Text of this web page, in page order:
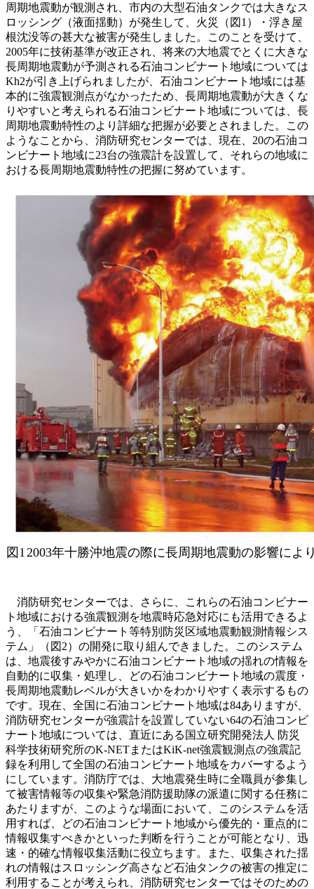
周期地震動が観測され、市内の大型石油タンクでは大きなス
ロッシング（液面揺動）が発生して、火災（図1）・浮き屋
根沈没等の甚大な被害が発生しました。このことを受けて、
2005年に技術基準が改正され、将来の大地震でとくに大きな
長周期地震動が予測される石油コンビナート地域については
Kh2が引き上げられましたが、石油コンビナート地域には基
本的に強震観測点がなかったため、長周期地震動が大きくな
りやすいと考えられる石油コンビナート地域については、長
周期地震動特性のより詳細な把握が必要とされました。この
ようなことから、消防研究センターでは、現在、20の石油コ
ンビナート地域に23台の強震計を設置して、それらの地域に
おける長周期地震動特性の把握に努めています。
図1 2003年十勝沖地震の際に長周期地震動の影響に
消防研究センターでは、さらに、これらの石油コンビナー
ト地域における強震観測を地震時応急対応にも活用できるよ
う、「石油コンビナート等特別防災区域地震動観測情報シス
テム」（図2）の開発に取り組んできました。このシステム
は、地震後すみやかに石油コンビナート地域の揺れの情報を
自動的に収集・処理し、どの石油コンビナート地域の震度・
長周期地震動レベルが大きいかをわかりやすく表示するもの
です。現在、全国に石油コンビナート地域は84ありますが、
消防研究センターが強震計を設置していない64の石油コンビ
ナート地域については、直近にある国立研究開発法人 防災
科学技術研究所のK-NETまたはKiK-net強震観測点の強震記
録を利用して全国の石油コンビナート地域をカバーするよう
にしています。消防庁では、大地震発生時に全職員が参集し
て被害情報等の収集や緊急消防援助隊の派遣に関する任務に
あたりますが、このような場面において、このシステムを活
用すれば、どの石油コンビナート地域から優先的・重点的に
情報収集すべきかといった判断を行うことが可能となり、迅
速・的確な情報収集活動に役立ちます。また、収集された揺
れの情報はスロッシング高さなど石油タンクの被害の推定に
利用することが考えられ、消防研究センターではそのための